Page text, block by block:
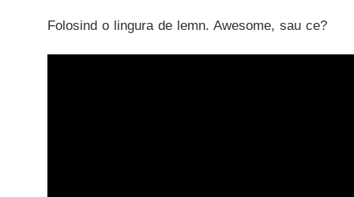
Folosind o lingura de lemn. Awesome, sau ce?